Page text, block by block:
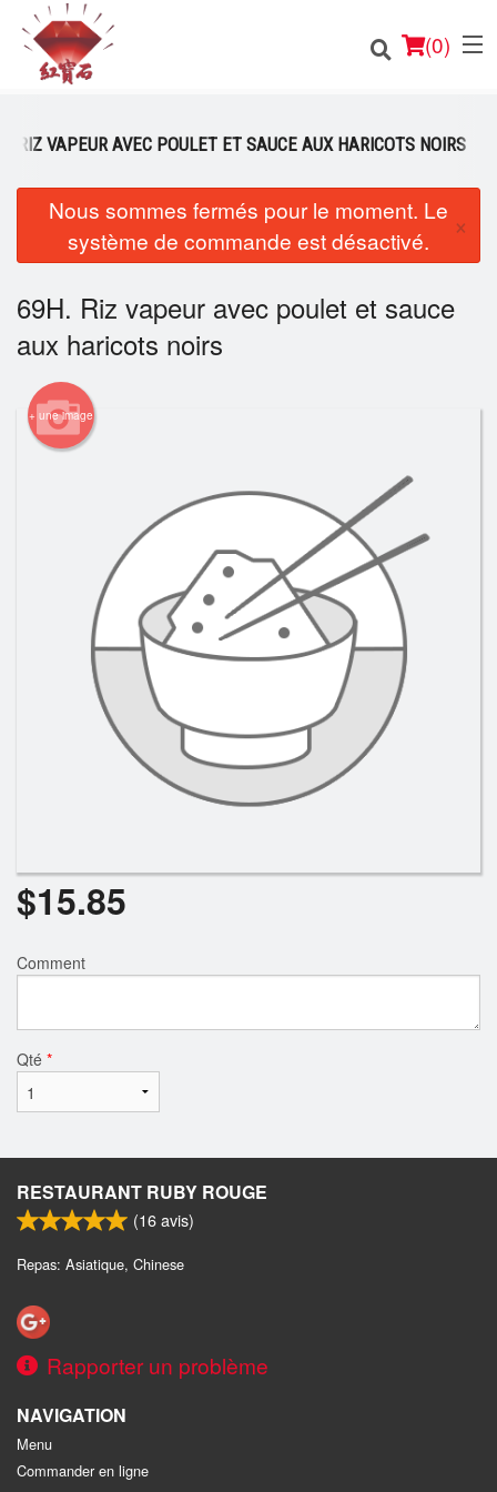
(0)
Commander en ligne
Emplacement
Français
Connection
Inscription
Rechercher
RIZ VAPEUR AVEC POULET ET SAUCE AUX HARICOTS NOIRS
Nous sommes fermés pour le moment. Le
système de commande est désactivé.
×
69H. Riz vapeur avec poulet et sauce
aux haricots noirs
+ une image
$15.85
Comment
Qté *
RESTAURANT RUBY ROUGE
(16avis)
Repas: Asiatique, Chinese
Rapporter un problème
NAVIGATION
Menu
Commander en ligne